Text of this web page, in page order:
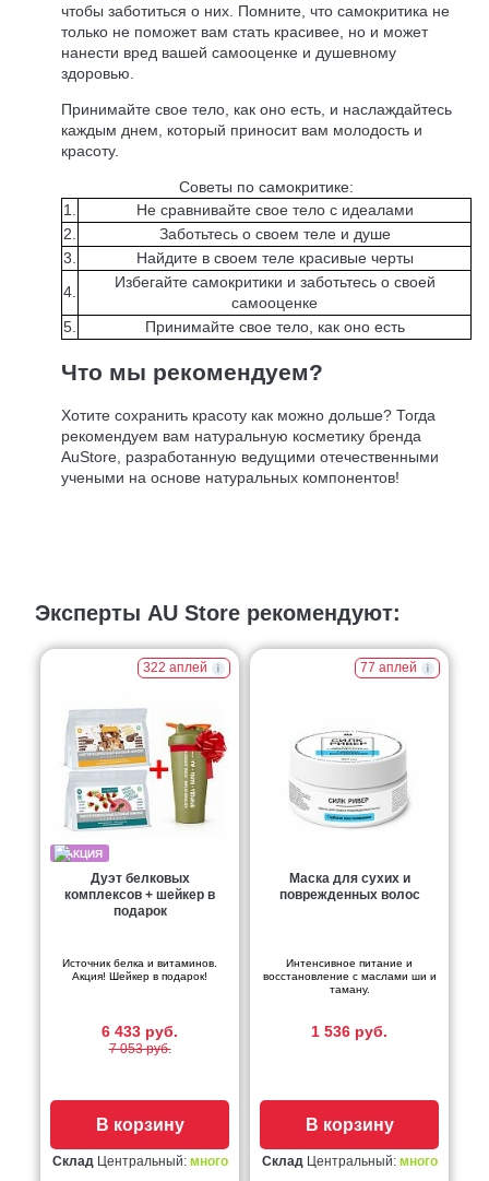
чтобы заботиться о них. Помните, что самокритика не
только не поможет вам стать красивее, но и может
нанести вред вашей самооценке и душевному
здоровью.
Принимайте свое тело, как оно есть, и наслаждайтесь
каждым днем, который приносит вам молодость и
красоту.
Советы по самокритике:
1.
Не сравнивайте свое тело с идеалами
2.
Заботьтесь о своем теле и душе
3.
Найдите в своем теле красивые черты
4.
Избегайте самокритики и заботьтесь о своей
самооценке
5.
Принимайте свое тело, как оно есть
Что мы рекомендуем?
Хотите сохранить красоту как можно дольше? Тогда
рекомендуем вам натуральную косметику бренда
AuStore, разработанную ведущими отечественными
учеными на основе натуральных компонентов!
Эксперты AU Store рекомендуют:
322 аплей
Дуэт белковых
комплексов + шейкер в
подарок
Источник белка и витаминов.
Акция! Шейкер в подарок!
6 433 руб.
7 053 руб.
В корзину
СкладЦентральный: много
77 аплей
Маска для сухих и
поврежденных волос
Интенсивное питание и
восстановление с маслами ши и
таману.
1 536 руб.
В корзину
СкладЦентральный: много